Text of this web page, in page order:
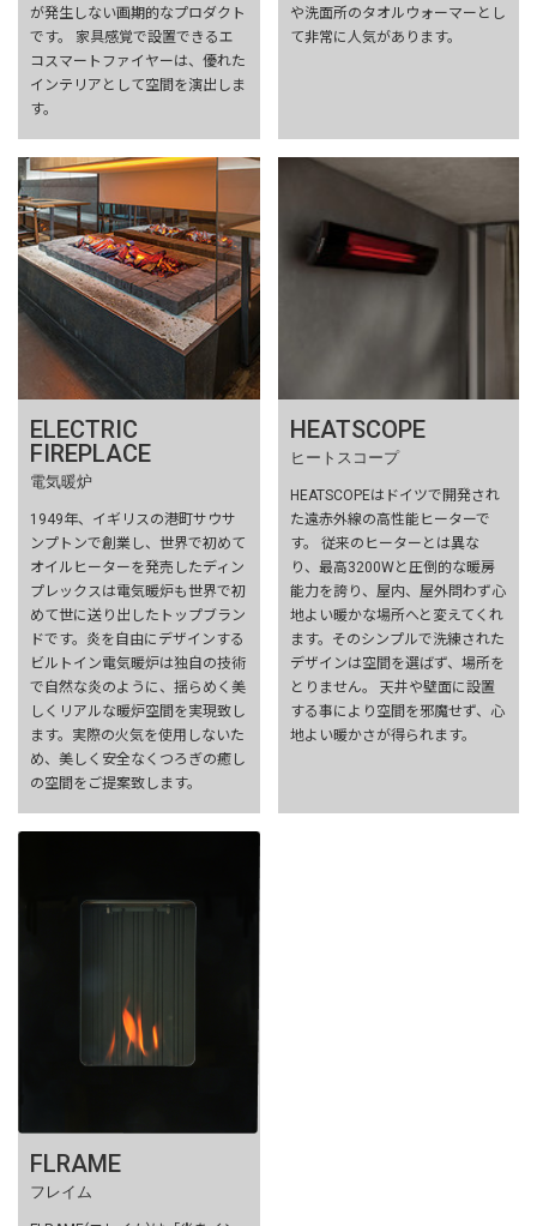
が発生しない画期的なプロダクト
です。 家具感覚で設置できるエ
コスマートファイヤーは、優れた
インテリアとして空間を演出しま
す。
や洗面所のタオルウォーマーとし
て非常に人気があります。
ELECTRIC
FIREPLACE
電気暖炉
1949年、イギリスの港町サウサ
ンプトンで創業し、世界で初めて
オイルヒーターを発売したディン
プレックスは電気暖炉も世界で初
めて世に送り出したトップブラン
ドです。炎を自由にデザインする
ビルトイン電気暖炉は独自の技術
で自然な炎のように、揺らめく美
しくリアルな暖炉空間を実現致し
ます。実際の火気を使用しないた
め、美しく安全なくつろぎの癒し
の空間をご提案致します。
HEATSCOPE
ヒートスコープ
HEATSCOPEはドイツで開発され
た遠赤外線の高性能ヒーターで
す。 従来のヒーターとは異な
り、最高3200Wと圧倒的な暖房
能力を誇り、屋内、屋外問わず心
地よい暖かな場所へと変えてくれ
ます。そのシンプルで洗練された
デザインは空間を選ばず、場所を
とりません。 天井や壁面に設置
する事により空間を邪魔せず、心
地よい暖かさが得られます。
FLRAME
フレイム